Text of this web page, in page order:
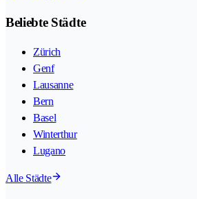
Beliebte Städte
Zürich
Genf
Lausanne
Bern
Basel
Winterthur
Lugano
Alle Städte